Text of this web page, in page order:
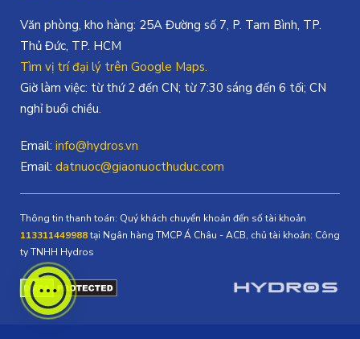
Văn phòng, kho hàng: 25A Đường số 7, P. Tam Bình, TP.
Thủ Đức, TP. HCM
Tìm vị trí đại lý trên Google Maps.
Giờ làm việc: từ thứ 2 đến CN; từ 7:30 sáng đến 6 tối; CN
nghỉ buổi chiều.
Email: info@hydros.vn
Email: datnuoc@giaonuocthuduc.com
Thông tin thanh toán: Quý khách chuyển khoản đến số tài khoản
113311449988tại Ngân hàng TMCP Á Châu - ACB, chủ tài khoản: Công
ty TNHH Hydros